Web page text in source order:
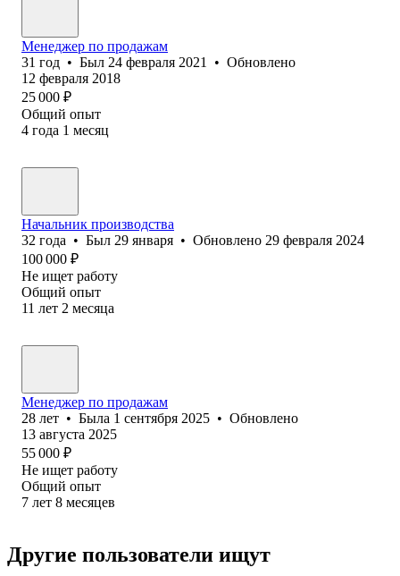
Менеджер по продажам
31 год • Был 24 февраля 2021 • Обновлено
12 февраля 2018
25 000 ₽
Общий опыт
4 года 1 месяц
Начальник производства
32 года • Был 29 января • Обновлено 29 февраля 2024
100 000 ₽
Не ищет работу
Общий опыт
11 лет 2 месяца
Менеджер по продажам
28 лет • Была 1 сентября 2025 • Обновлено
13 августа 2025
55 000 ₽
Не ищет работу
Общий опыт
7 лет 8 месяцев
Другие пользователи ищут